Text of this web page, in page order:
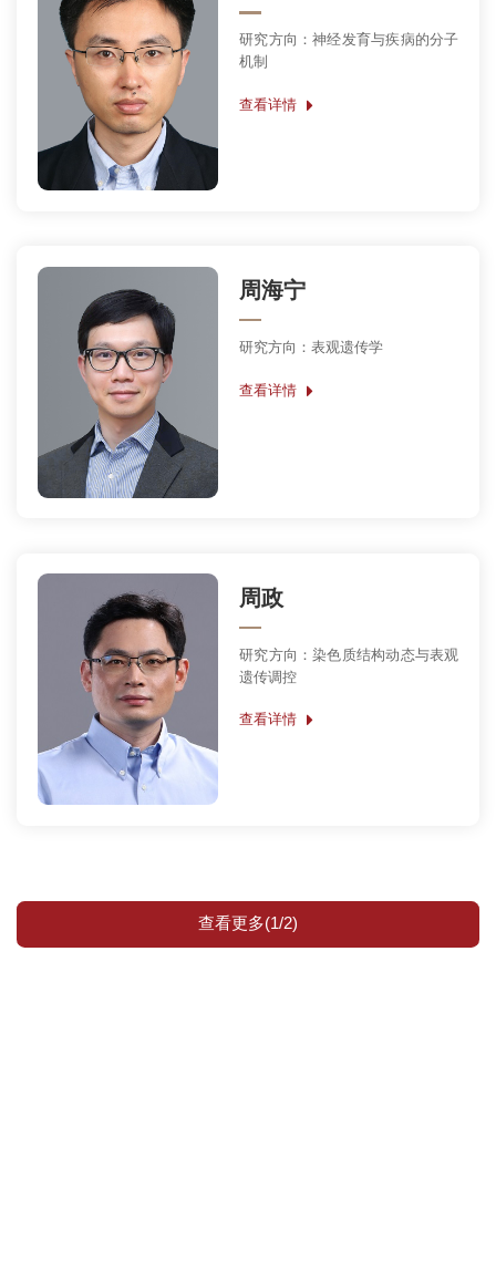
研究方向：神经发育与疾病的分子
机制
查看详情
周海宁
研究方向：表观遗传学
查看详情
周政
研究方向：染色质结构动态与表观
遗传调控
查看详情
查看更多(1/2)